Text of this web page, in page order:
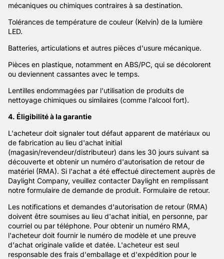
mécaniques ou chimiques contraires à sa destination.
Tolérances de température de couleur (Kelvin) de la lumière
LED.
Batteries, articulations et autres pièces d'usure mécanique.
Pièces en plastique, notamment en ABS/PC, qui se décolorent
ou deviennent cassantes avec le temps.
Lentilles endommagées par l'utilisation de produits de
nettoyage chimiques ou similaires (comme l'alcool fort).
4. Éligibilité à la garantie
L'acheteur doit signaler tout défaut apparent de matériaux ou
de fabrication au lieu d'achat initial
(magasin/revendeur/distributeur) dans les 30 jours suivant sa
découverte et obtenir un numéro d'autorisation de retour de
matériel (RMA). Si l'achat a été effectué directement auprès de
Daylight Company, veuillez contacter Daylight en remplissant
notre formulaire de demande de produit. Formulaire de retour.
Les notifications et demandes d'autorisation de retour (RMA)
doivent être soumises au lieu d'achat initial, en personne, par
courriel ou par téléphone. Pour obtenir un numéro RMA,
l'acheteur doit fournir le numéro de modèle et une preuve
d'achat originale valide et datée. L'acheteur est seul
responsable des frais d'emballage et d'expédition pour le